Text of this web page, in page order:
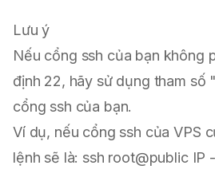
Lưu ý
Nếu cổng ssh của bạn không
định 22, hãy sử dụng tham
cổng ssh của bạn.
Ví dụ, nếu cổng ssh của VPS
lệnh sẽ là: ssh root@public IP